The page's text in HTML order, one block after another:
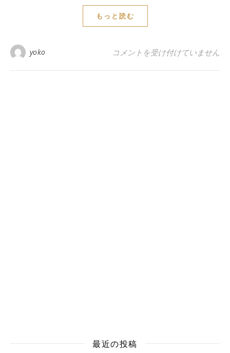
もっと読む
yoko 業務スーパーで輸入菓子ココナ
コメントを受け付けていません
最近の投稿